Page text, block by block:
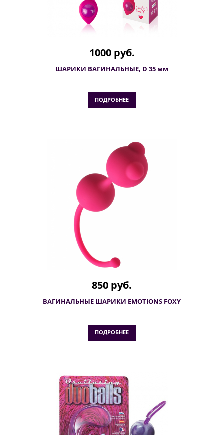
1000 руб.
ШАРИКИ ВАГИНАЛЬНЫЕ, D 35 мм
ПОДРОБНЕЕ
850 руб.
ВАГИНАЛЬНЫЕ ШАРИКИ EMOTIONS FOXY
ПОДРОБНЕЕ